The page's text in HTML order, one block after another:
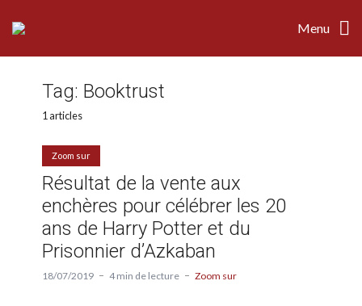
Menu
Tag: Booktrust
1 articles
Zoom sur
Résultat de la vente aux
enchères pour célébrer les 20
ans de Harry Potter et du
Prisonnier d’Azkaban
18/07/2019 4 min de lecture Zoom sur